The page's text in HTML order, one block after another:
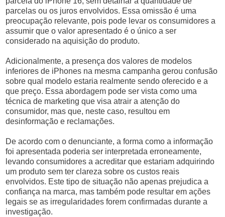
parcelas ou os juros envolvidos. Essa omissão é uma
preocupação relevante, pois pode levar os consumidores a
assumir que o valor apresentado é o único a ser
considerado na aquisição do produto.
Adicionalmente, a presença dos valores de modelos
inferiores de iPhones na mesma campanha gerou confusão
sobre qual modelo estaria realmente sendo oferecido e a
que preço. Essa abordagem pode ser vista como uma
técnica de marketing que visa atrair a atenção do
consumidor, mas que, neste caso, resultou em
desinformação e reclamações.
De acordo com o denunciante, a forma como a informação
foi apresentada poderia ser interpretada erroneamente,
levando consumidores a acreditar que estariam adquirindo
um produto sem ter clareza sobre os custos reais
envolvidos. Este tipo de situação não apenas prejudica a
confiança na marca, mas também pode resultar em ações
legais se as irregularidades forem confirmadas durante a
investigação.